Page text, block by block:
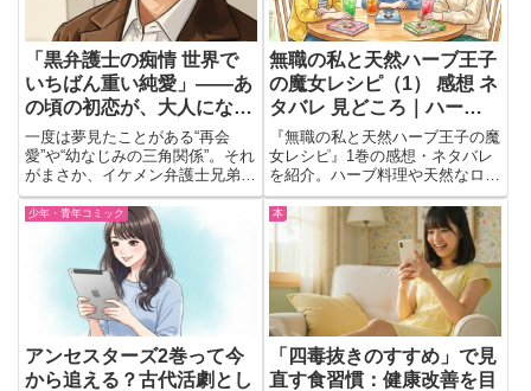
「黒弁護士の痴情 世界で
いちばん重い純愛」――あ
の頃の初恋が、大人になっ
てから一気に燃え上が
る！？
一度は夢見たことがある“再会
愛”や“幼なじみの三角関係”。それ
がまさか、イケメン弁護士兄弟と
だったら…！？ドキドキと切なさ
が止まらない、大人女子のツボを
ギュッと詰め込んだのが「黒弁護
士の痴情 世界でいちばん重い純
愛」。クールな兄と優しい弟の...
無職の私と天然ハーブ王子
の魔女レシピ（1） 感想 ネ
タバレ 見どころ｜ハーブ
料理と優しい時間に癒やさ
れるラブコメ
『無職の私と天然ハーブ王子の魔
女レシピ』1巻の感想・ネタバレ
を紹介。ハーブ料理や天然なロイ
との暮らし、優しい世界観を読後
の自然な会話で振り返ります。
少年・青年コミック
アンセスターズ2巻って今
から追える？古代活劇とし
本
「四毒抜きのすすめ」で見
直す食習慣：健康改善を目